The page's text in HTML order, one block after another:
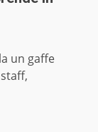
un gaffe